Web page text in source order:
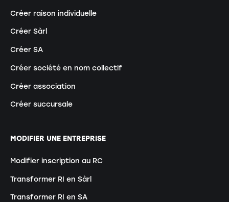
Créer raison individuelle
Créer Sàrl
Créer SA
Créer société en nom collectif
Créer association
Créer succursale
MODIFIER UNE ENTREPRISE
Modifier inscription au RC
Transformer RI en Sàrl
Transformer RI en SA